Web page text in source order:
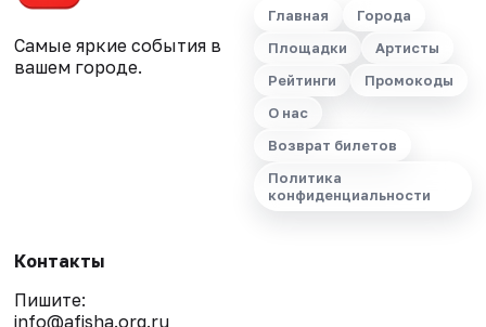
Самые яркие события в
вашем городе.
Главная
Города
Площадки
Артисты
Рейтинги
Промокоды
О нас
Возврат билетов
Политика
конфиденциальности
Контакты
Пишите:
info@afisha.org.ru